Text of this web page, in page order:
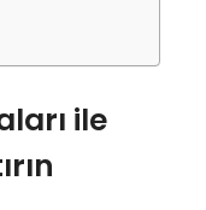
ile